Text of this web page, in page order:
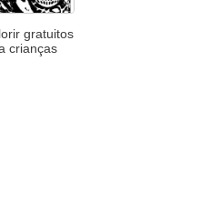
gratuitos
crianças